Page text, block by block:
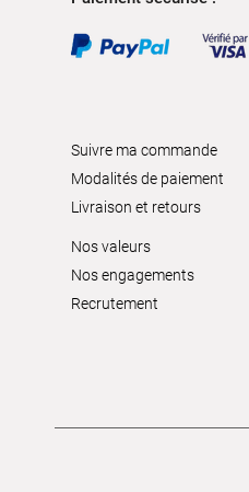
Suivre ma commande
Modalités de paiement
Livraison et retours
Nos valeurs
Nos engagements
Recrutement